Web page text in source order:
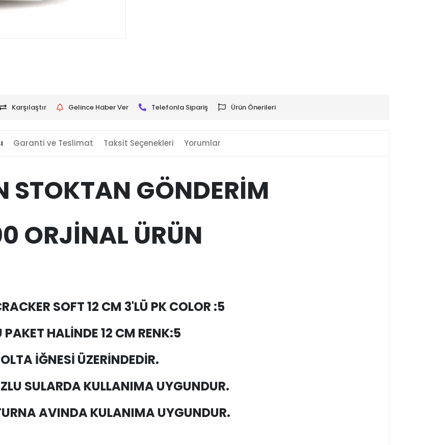
Karşılaştır Gelince Haber Ver Telefonla Sipariş Ürün Önerileri
Garanti ve Teslimat Taksit Seçenekleri Yorumlar
STOKTAN GÖNDERİM
ORJİNAL ÜRÜN
SOFT 12 CM 3'LÜ PK COLOR :5
PAKET HALİNDE 12 CM RENK:5
OLTA İĞNESİ ÜZERİNDEDİR.
SULARDA KULLANIMA UYGUNDUR.
AVINDA KULANIMA UYGUNDUR.